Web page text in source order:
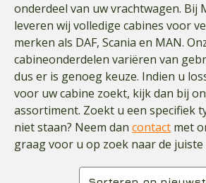
onderdeel van uw vrachtwagen. Bij
leveren wij volledige cabines voor
merken als DAF, Scania en MAN.
cabineonderdelen variëren van
dus er is genoeg keuze. Indien u
voor uw cabine zoekt, kijk dan bij
assortiment. Zoekt u een specifiek
niet staan? Neem dan contact met
graag voor u op zoek naar de juiste